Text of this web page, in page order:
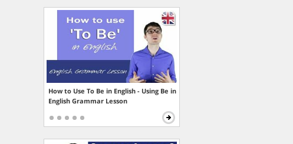
How to Use To Be in English - Using Be in
English Grammar Lesson